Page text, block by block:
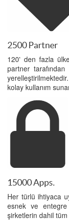
2500 Partner
120' den fazla
partner
kolay kullanım
15000 Apps.
Her türlü ihtiyaca
esnek ve entegre
şirketlerin dahil